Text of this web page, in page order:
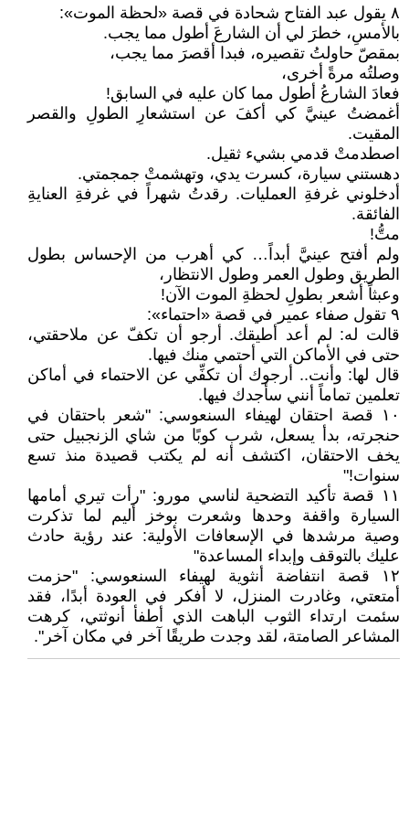
٨ يقول عبد الفتاح شحادة في قصة «لحظة الموت»:
بالأمسِ، خطرَ لي أن الشارعَ أطول مما يجب.
بمقصّ حاولتُ تقصيره، فبدا أقصرَ مما يجب،
وصلتُه مرةً أخرى،
فعادَ الشارعُ أطول مما كان عليه في السابق!
أغمضتُ عينيَّ كي أكفَ عن استشعارِ الطولِ والقصر
المقيت.
اصطدمتْ قدمي بشيء ثقيل.
دهستني سيارة، كسرت يدي، وتهشمتْ جمجمتي.
أدخلوني غرفةِ العمليات. رقدتُ شهراً في غرفةِ العنايةِ
الفائقة.
متُّ!
ولم أفتح عينيَّ أبداً… كي أهرب من الإحساس بطول
الطريق وطول العمر وطول الانتظار،
وعبثاً أشعر بطولِ لحظةِ الموت الآن!
٩ تقول صفاء عمير في قصة «احتماء»:
قالت له: لم أعد أطيقك. أرجو أن تكفّ عن ملاحقتي،
حتى في الأماكن التي أحتمي منك فيها.
قال لها: وأنت.. أرجوك أن تكفِّي عن الاحتماء في أماكن
تعلمين تماماً أنني سأجدك فيها.
١٠ قصة احتقان لهيفاء السنعوسي: "شعر باحتقان في
حنجرته، بدأ يسعل، شرب كوبًا من شاي الزنجبيل حتى
يخف الاحتقان، اكتشف أنه لم يكتب قصيدة منذ تسع
سنوات!"
١١ قصة تأكيد التضحية لناسي مورو: "رأت تيري أمامها
السيارة واقفة وحدها وشعرت بوخز أليم لما تذكرت
وصية مرشدها في الإسعافات الأولية: عند رؤية حادث
عليك بالتوقف وإبداء المساعدة"
١٢ قصة انتفاضة أنثوية لهيفاء السنعوسي: "حزمت
أمتعتي، وغادرت المنزل، لا أفكر في العودة أبدًا، فقد
سئمت ارتداء الثوب الباهت الذي أطفأ أنوثتي، كرهت
المشاعر الصامتة، لقد وجدت طريقًا آخر في مكان آخر".